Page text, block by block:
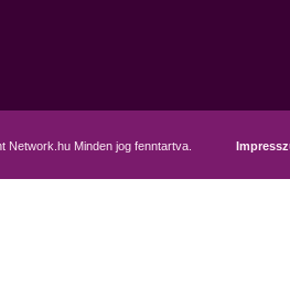
Network.hu Minden jog fenntartva.